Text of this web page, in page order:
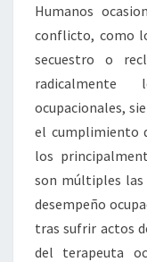
Humanos
conflicto, como
secuestro o
ocupacionales,
el cumplimiento
los
son múltiples las
desempeño
tras sufrir actos
del terapeuta